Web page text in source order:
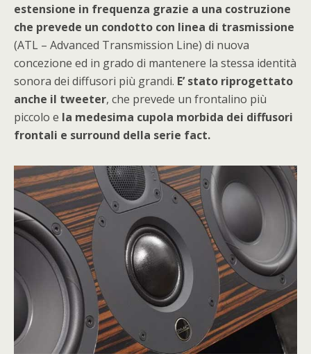
estensione in frequenza grazie a una costruzione
che prevede un condotto con linea di trasmissione
(ATL – Advanced Transmission Line) di nuova
concezione ed in grado di mantenere la stessa identità
sonora dei diffusori più grandi. E’ stato riprogettato
anche il tweeter, che prevede un frontalino più
piccolo e la medesima cupola morbida dei diffusori
frontali e surround della serie fact.